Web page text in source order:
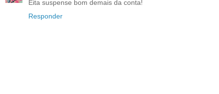
Eita suspense bom demais da conta!
Responder